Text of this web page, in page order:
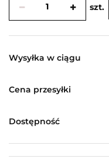
szt.
Wysyłka w ciągu
Cena przesyłki
Dostępność